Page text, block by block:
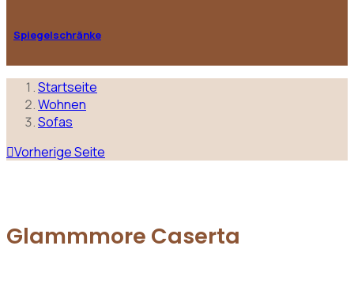
Spiegelschränke
Startseite
Wohnen
Sofas
Vorherige Seite
Glammmore Caserta